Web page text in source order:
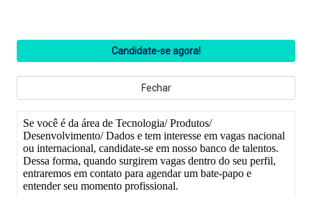
Candidate-se agora!
Fechar